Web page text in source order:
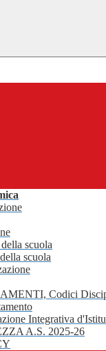
scuola
scuola
Codici
Integrativa
A.S. 2025-26